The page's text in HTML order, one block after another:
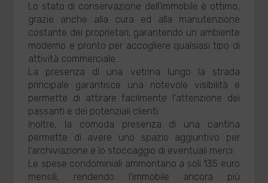
Lo stato di conservazione dell'immobile è ottimo,
grazie anche alla cura ed alla manutenzione
costante dei proprietari, garantendo un ambiente
moderno e pronto per accogliere qualsiasi tipo di
attività commerciale.
La presenza di una vetrina lungo la strada
principale garantisce una notevole visibilità e
permette di attirare facilmente l'attenzione dei
passanti e dei potenziali clienti.
Inoltre, la comoda presenza di una cantina
permette di avere uno spazio aggiuntivo per
l'archiviazione e lo stoccaggio di eventuali merci.
Le spese condominiali ammontano a soli 135 euro
mensili, rendendo l'immobile ancora più